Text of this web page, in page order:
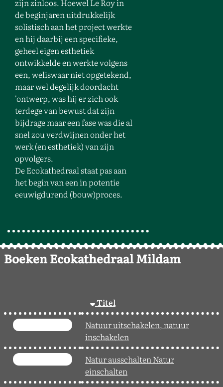
zijn zinloos. Hoewel Le Roy in
de beginjaren uitdrukkelijk
solistisch aan het project werkte
en hij daarbij een specifieke,
geheel eigen esthetiek
ontwikkelde en werkte volgens
een, weliswaar niet opgetekend,
maar wel degelijk doordacht
'ontwerp, was hij er zich ook
terdege van bewust dat zijn
bijdrage maar een fase was die al
snel zou verdwijnen onder het
werk (en esthetiek) van zijn
opvolgers.
De Ecokathedraal staat pas aan
het begin van een in potentie
eeuwigdurend (bouw)proces.
Boeken Ecokathedraal Mildam
Titel
Natuur uitschakelen, natuur
inschakelen
Natur ausschalten Natur
einschalten